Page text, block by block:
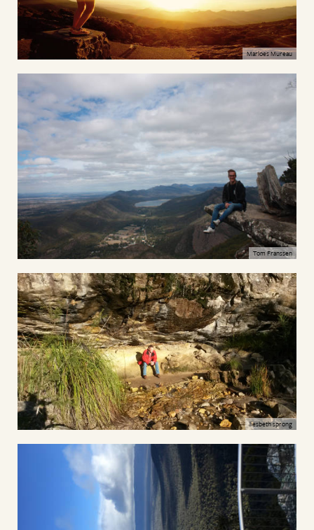
Marloes Mureau
Tom Franssen
liesbeth sprong